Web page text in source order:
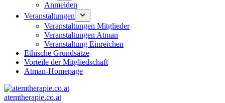
Anmelden
Veranstaltungen
Veranstaltungen Mitglieder
Veranstaltungen Atman
Veranstaltung Einreichen
Ethische Grundsätze
Vorteile der Mitgliedschaft
Atman-Homepage
atemtherapie.co.at